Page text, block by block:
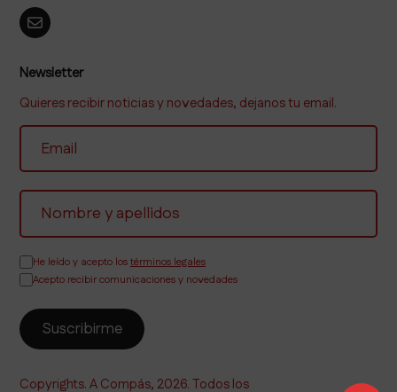
Newsletter
Quieres recibir noticias y novedades, dejanos tu email.
He leído y acepto lostérminos legales
Acepto recibir comunicaciones y novedades
Copyrights. A Compás, 2026. Todos los